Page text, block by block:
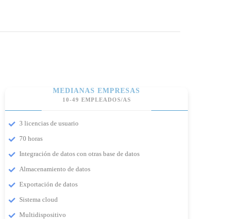
MEDIANAS EMPRESAS
10-49 EMPLEADOS/AS
3 licencias de usuario
70 horas
Integración de datos con otras base de datos
Almacenamiento de datos
Exportación de datos
Sistema cloud
Multidispositivo